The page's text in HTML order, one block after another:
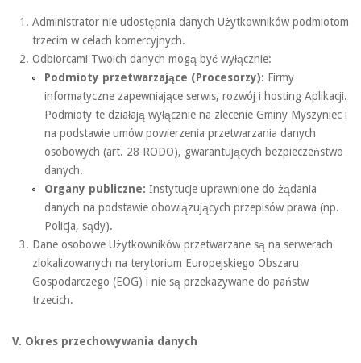
Administrator nie udostępnia danych Użytkowników podmiotom
trzecim w celach komercyjnych.
Odbiorcami Twoich danych mogą być wyłącznie:
Podmioty przetwarzające (Procesorzy): Firmy
informatyczne zapewniające serwis, rozwój i hosting Aplikacji.
Podmioty te działają wyłącznie na zlecenie Gminy Myszyniec i
na podstawie umów powierzenia przetwarzania danych
osobowych (art. 28 RODO), gwarantujących bezpieczeństwo
danych.
Organy publiczne: Instytucje uprawnione do żądania
danych na podstawie obowiązujących przepisów prawa (np.
Policja, sądy).
Dane osobowe Użytkowników przetwarzane są na serwerach
zlokalizowanych na terytorium Europejskiego Obszaru
Gospodarczego (EOG) i nie są przekazywane do państw
trzecich.
V. Okres przechowywania danych